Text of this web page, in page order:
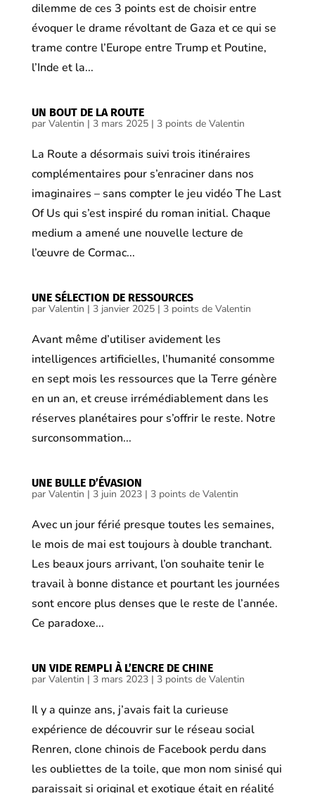
dilemme de ces 3 points est de choisir entre
évoquer le drame révoltant de Gaza et ce qui se
trame contre l’Europe entre Trump et Poutine,
l’Inde et la...
UN BOUT DE LA ROUTE
par Valentin | 3 mars 2025| 3 points de Valentin
La Route a désormais suivi trois itinéraires
complémentaires pour s’enraciner dans nos
imaginaires – sans compter le jeu vidéo The Last
Of Us qui s’est inspiré du roman initial. Chaque
medium a amené une nouvelle lecture de
l’œuvre de Cormac...
UNE SÉLECTION DE RESSOURCES
par Valentin | 3 janvier 2025| 3 points de Valentin
Avant même d’utiliser avidement les
intelligences artificielles, l’humanité consomme
en sept mois les ressources que la Terre génère
en un an, et creuse irrémédiablement dans les
réserves planétaires pour s’offrir le reste. Notre
surconsommation...
UNE BULLE D’ÉVASION
par Valentin | 3 juin 2023| 3 points de Valentin
Avec un jour férié presque toutes les semaines,
le mois de mai est toujours à double tranchant.
Les beaux jours arrivant, l’on souhaite tenir le
travail à bonne distance et pourtant les journées
sont encore plus denses que le reste de l’année.
Ce paradoxe...
UN VIDE REMPLI À L’ENCRE DE CHINE
par Valentin | 3 mars 2023| 3 points de Valentin
Il y a quinze ans, j’avais fait la curieuse
expérience de découvrir sur le réseau social
Renren, clone chinois de Facebook perdu dans
les oubliettes de la toile, que mon nom sinisé qui
paraissait si original et exotique était en réalité